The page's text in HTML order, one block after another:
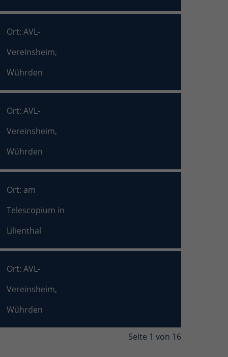
Ort: AVL-
Vereinsheim,
Wührden
Ort: AVL-
Vereinsheim,
Wührden
Ort: am
Telescopium in
Lilienthal
Ort: AVL-
Vereinsheim,
Wührden
Seite 1 von 16